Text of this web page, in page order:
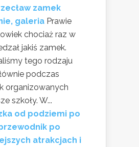
zamek
galeria Prawie
chociaż raz w
jakiś zamek.
tego rodzaju
podczas
organizowanych
szkoły. W...
od podziemi po
po
atrakcjach i